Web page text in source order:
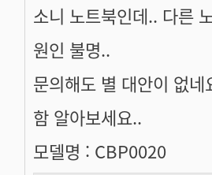
소니 노트북인데.. 다른
원인 불명..
문의해도 별 대안이 없네
함 알아보세요..
모델명 : CBP0020